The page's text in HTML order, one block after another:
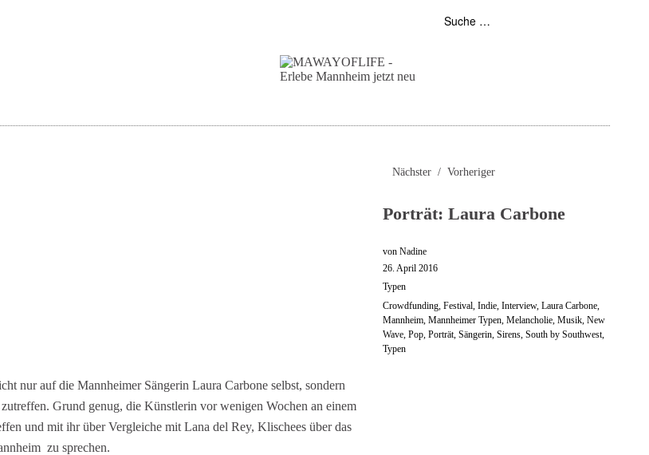
Vorheriger
Nächster
Porträt: Laura Carbone
von Nadine
26. April 2016
Typen
Crowdfunding, Festival, Indie, Interview, Laura Carbone,
Mannheim, Mannheimer Typen, Melancholie, Musik, New
Wave, Pop, Porträt, Sängerin, Sirens, South by Southwest,
Typen
nur auf die Mannheimer Sängerin Laura Carbone selbst, sondern
Grund genug, die Künstlerin vor wenigen Wochen an einem
und mit ihr über Vergleiche mit Lana del Rey, Klischees über das
zu sprechen.